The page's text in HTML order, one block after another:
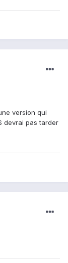
version qui
devrai pas tarder